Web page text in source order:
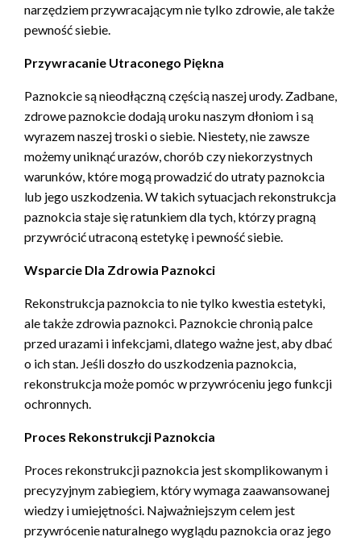
narzędziem przywracającym nie tylko zdrowie, ale także
pewność siebie.
Przywracanie Utraconego Piękna
Paznokcie są nieodłączną częścią naszej urody. Zadbane,
zdrowe paznokcie dodają uroku naszym dłoniom i są
wyrazem naszej troski o siebie. Niestety, nie zawsze
możemy uniknąć urazów, chorób czy niekorzystnych
warunków, które mogą prowadzić do utraty paznokcia
lub jego uszkodzenia. W takich sytuacjach rekonstrukcja
paznokcia staje się ratunkiem dla tych, którzy pragną
przywrócić utraconą estetykę i pewność siebie.
Wsparcie Dla Zdrowia Paznokci
Rekonstrukcja paznokcia to nie tylko kwestia estetyki,
ale także zdrowia paznokci. Paznokcie chronią palce
przed urazami i infekcjami, dlatego ważne jest, aby dbać
o ich stan. Jeśli doszło do uszkodzenia paznokcia,
rekonstrukcja może pomóc w przywróceniu jego funkcji
ochronnych.
Proces Rekonstrukcji Paznokcia
Proces rekonstrukcji paznokcia jest skomplikowanym i
precyzyjnym zabiegiem, który wymaga zaawansowanej
wiedzy i umiejętności. Najważniejszym celem jest
przywrócenie naturalnego wyglądu paznokcia oraz jego